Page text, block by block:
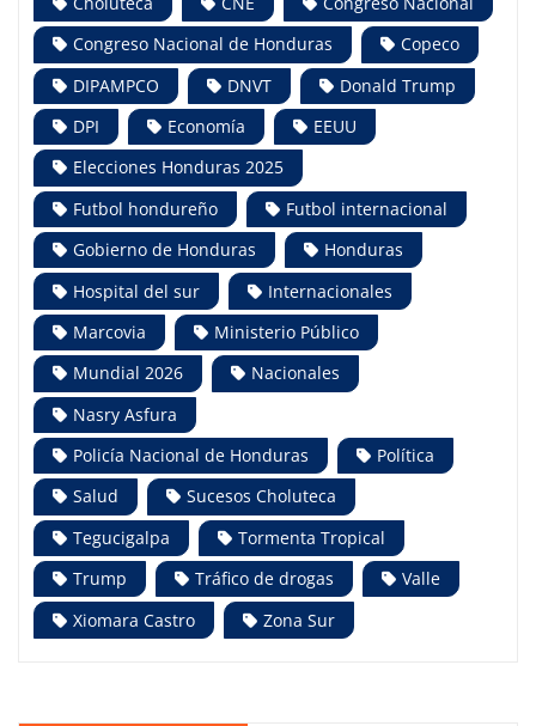
Congreso Nacional de Honduras
Copeco
DIPAMPCO
DNVT
Donald Trump
DPI
Economía
EEUU
Elecciones Honduras 2025
Futbol hondureño
Futbol internacional
Gobierno de Honduras
Honduras
Hospital del sur
Internacionales
Marcovia
Ministerio Público
Mundial 2026
Nacionales
Nasry Asfura
Policía Nacional de Honduras
Política
Salud
Sucesos Choluteca
Tegucigalpa
Tormenta Tropical
Trump
Tráfico de drogas
Valle
Xiomara Castro
Zona Sur